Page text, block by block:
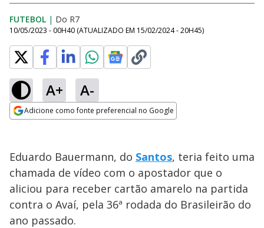
FUTEBOL | Do R7
10/05/2023 - 00H40 (ATUALIZADO EM 15/02/2024 - 20H45)
A+ A-
Adicione como fonte preferencial no Google
Eduardo Bauermann, do Santos, teria feito uma
chamada de vídeo com o apostador que o
aliciou para receber cartão amarelo na partida
contra o Avaí, pela 36ª rodada do Brasileirão do
ano passado.